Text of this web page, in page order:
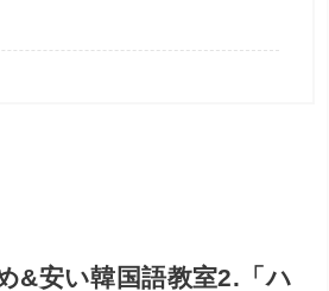
&安い韓国語教室2.「ハ